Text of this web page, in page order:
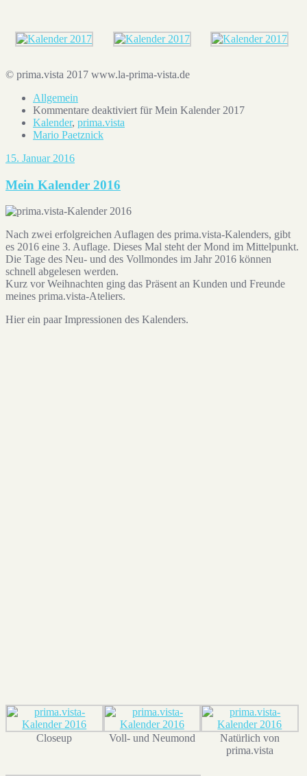
© prima.vista 2017 www.la-prima-vista.de
Allgemein
Kommentare deaktiviert für Mein Kalender 2017
Kalender, prima.vista
Mario Paetznick
15. Januar 2016
Mein Kalender 2016
Nach zwei erfolgreichen Auflagen des prima.vista-Kalenders, gibt
es 2016 eine 3. Auflage. Dieses Mal steht der Mond im Mittelpunkt.
Die Tage des Neu- und des Vollmondes im Jahr 2016 können
schnell abgelesen werden.
Kurz vor Weihnachten ging das Präsent an Kunden und Freunde
meines prima.vista-Ateliers.
Hier ein paar Impressionen des Kalenders.
Closeup Voll- und Neumond
Natürlich von
prima.vista